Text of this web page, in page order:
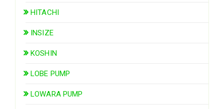
HITACHI
INSIZE
KOSHIN
LOBE PUMP
LOWARA PUMP